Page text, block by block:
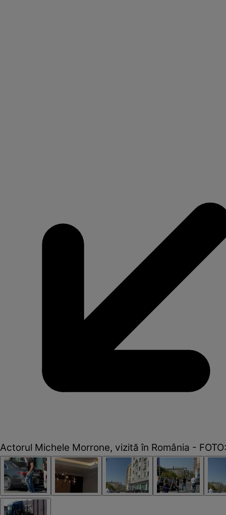
Actorul Michele Morrone, vizită în România -